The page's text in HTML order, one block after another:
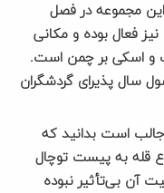
این مجموعه در فصل
نیز فعال بوده و مکانی
و اسکی بر چمن است.
سال پذیرای گردشگران
است بدانید که
قله به پیست توچال
آن بی‌تأثیر نبوده